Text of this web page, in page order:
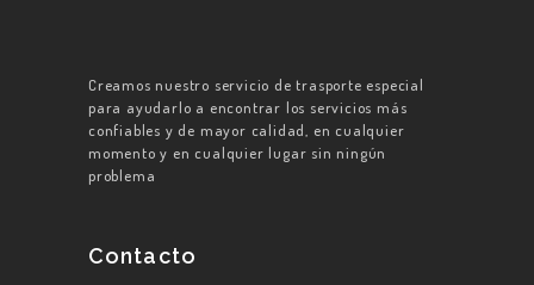
Creamos nuestro servicio de trasporte especial
para ayudarlo a encontrar los servicios más
confiables y de mayor calidad, en cualquier
momento y en cualquier lugar sin ningún
problema
Contacto